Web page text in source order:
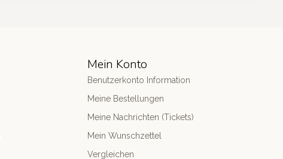
Mein Konto
Benutzerkonto Information
Meine Bestellungen
Meine Nachrichten (Tickets)
Mein Wunschzettel
Vergleichen